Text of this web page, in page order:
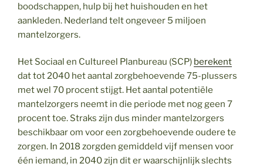
boodschappen, hulp bij het huishouden en het
aankleden. Nederland telt ongeveer 5 miljoen
mantelzorgers.
Het Sociaal en Cultureel Planbureau (SCP) berekent
dat tot 2040 het aantal zorgbehoevende 75-plussers
met wel 70 procent stijgt. Het aantal potentiële
mantelzorgers neemt in die periode met nog geen 7
procent toe. Straks zijn dus minder mantelzorgers
beschikbaar om voor een zorgbehoevende oudere te
zorgen. In 2018 zorgden gemiddeld vijf mensen voor
één iemand, in 2040 zijn dit er waarschijnlijk slechts